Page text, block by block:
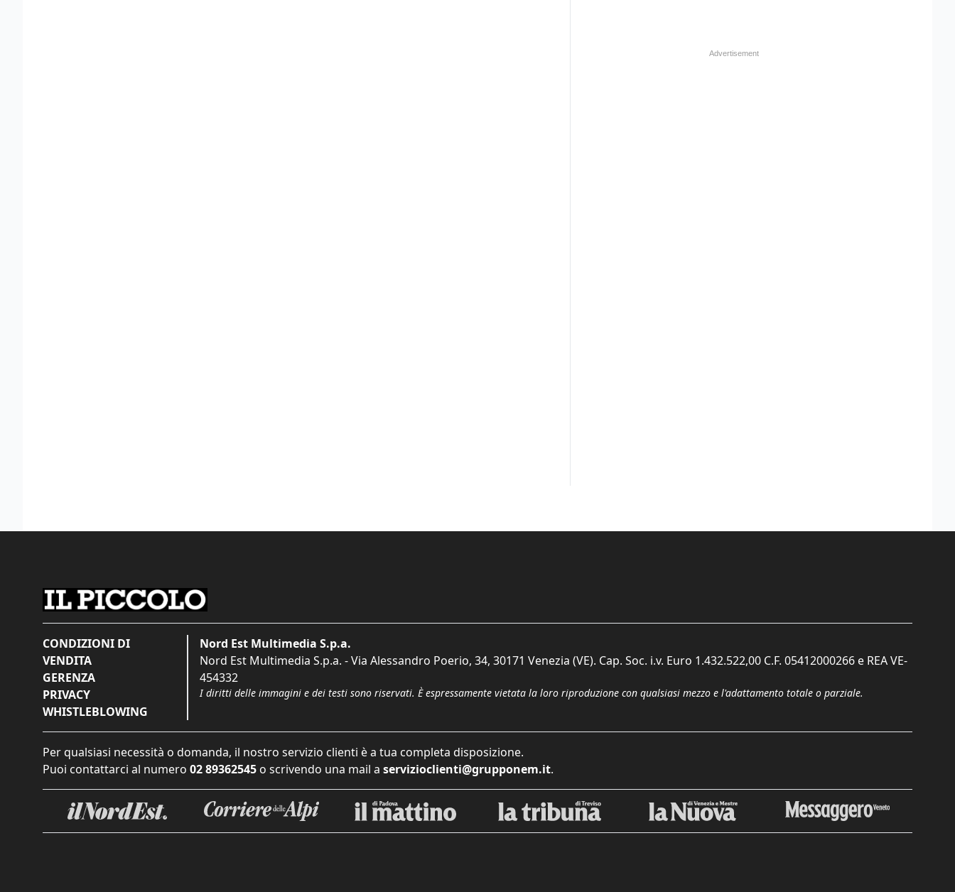
CONDIZIONI DI
VENDITA
GERENZA
PRIVACY
WHISTLEBLOWING
Nord Est Multimedia S.p.a.
Nord Est Multimedia S.p.a. - Via Alessandro Poerio, 34, 30171 Venezia (VE). Cap. Soc. i.v. Euro 1.432.522,00 C.F. 05412000266 e REA VE-
454332
I diritti delle immagini e dei testi sono riservati. È espressamente vietata la loro riproduzione con qualsiasi mezzo e l'adattamento totale o parziale.
Per qualsiasi necessità o domanda, il nostro servizio clienti è a tua completa disposizione.
Puoi contattarci al numero 02 89362545 o scrivendo una mail a servizioclienti@grupponem.it.